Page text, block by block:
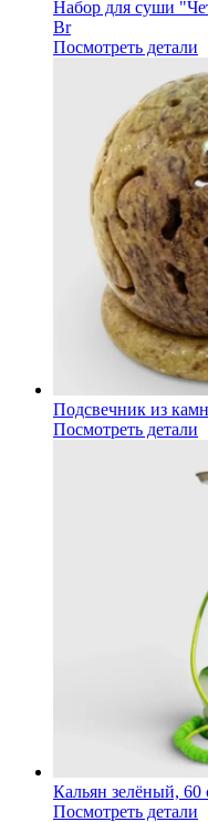
Набор для суши
Br
Посмотреть детали
Подсвечник из
Посмотреть детали
Кальян зелёный, 60
Посмотреть детали